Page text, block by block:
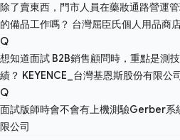
除了賣東西，門市人員在藥妝通路營運
的備品工作嗎？ 台灣屈臣氏個人用品商
Q
想知道面試 B2B銷售顧問時，重點是測
績？ KEYENCE_台灣基恩斯股份有限公
Q
面試版師時會不會有上機測驗Gerber系
限公司